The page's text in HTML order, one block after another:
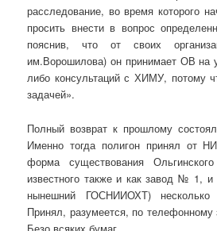
расследование, во время которого
просить внести в вопрос
пояснив, что от своих
им.Ворошилова) он принимает ОВ на
либо консультаций с ХИМУ, потому
задачей».
Полный возврат к прошлому
Именно тогда полигон принял от
форма существования
известного также и как завод № 1,
нынешний ГОСНИИОХТ) несколько
Принял, разумеется, по
Безо всяких бумаг.